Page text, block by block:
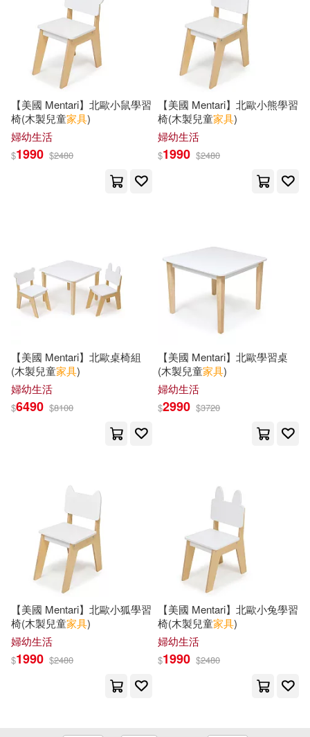
恰克．帕拉尼克(4) 日日日(4)
朱志悅（主編）(4) 林迺晴(4)
河丸 慎(4) 泰絲．格里森(4)
津田美樹代(4)
（美）蕾娜·塔吉邁爾（編繪）(4)
Alex (ILT)(3) Alexandra(3)
Alison(3) Amatsuki Teno(3)
Anna(3)
Anna Maria Elizabeth(3)
Anthony(3) Arthur De(3)
Barbara(3) Barber(3)
Bartlett(3)
北星(4) 南海出版公司(4)
天津大學出版社(4)
字畝文化(4)
廣東人民出版社(4)
日日幸福(4)
日本ヴォーグ社(4)
朝華出版社(4)
湖南大學出版社(4)
湖南文藝出版社(4)
現代出版社(4)
經濟管理出版社(4)
【美國 Mentari】北歐小鼠學習
椅(木製兒童家具)
婦幼生活
$1990 $2480
【美國 Mentari】北歐小熊學習
椅(木製兒童家具)
婦幼生活
$1990 $2480
【美國 Mentari】北歐桌椅組
(木製兒童家具)
婦幼生活
$6490 $8100
【美國 Mentari】北歐學習桌
(木製兒童家具)
婦幼生活
$2990 $3720
【美國 Mentari】北歐小狐學習
椅(木製兒童家具)
婦幼生活
$1990 $2480
【美國 Mentari】北歐小兔學習
椅(木製兒童家具)
婦幼生活
$1990 $2480